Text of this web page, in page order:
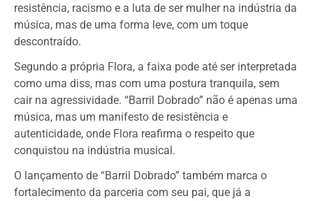
resistência, racismo e a luta de ser mulher na indústria da
música, mas de uma forma leve, com um toque
descontraído.
Segundo a própria Flora, a faixa pode até ser interpretada
como uma diss, mas com uma postura tranquila, sem
cair na agressividade. “Barril Dobrado” não é apenas uma
música, mas um manifesto de resistência e
autenticidade, onde Flora reafirma o respeito que
conquistou na indústria musical.
O lançamento de “Barril Dobrado” também marca o
fortalecimento da parceria com seu pai, que já a